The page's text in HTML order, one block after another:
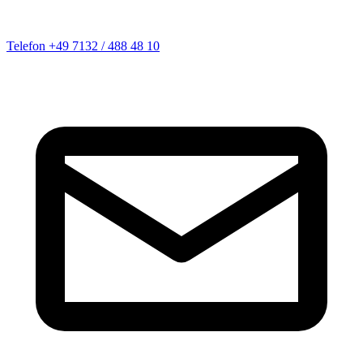
Telefon +49 7132 / 488 48 10